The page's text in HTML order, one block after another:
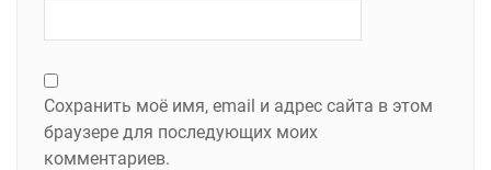
Сохранить моё имя, email и адрес сайта в этом
браузере для последующих моих
комментариев.